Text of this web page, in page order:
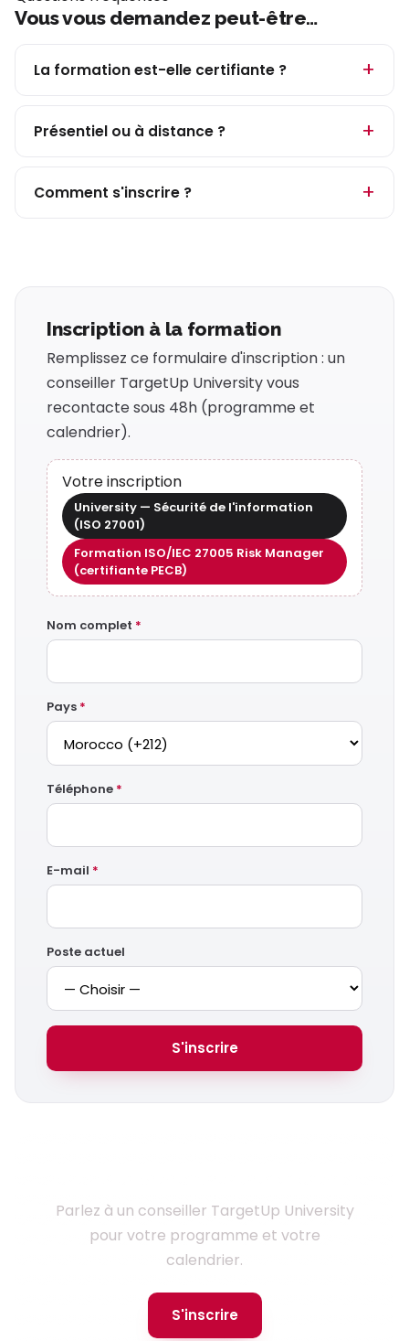
Vous vous demandez peut-être…
La formation est-elle certifiante ?
Présentiel ou à distance ?
Comment s'inscrire ?
Inscription à la formation
Remplissez ce formulaire d'inscription : un
conseiller TargetUp University vous
recontacte sous 48h (programme et
calendrier).
Votre inscription
University — Sécurité de l'information
(ISO 27001)
Formation ISO/IEC 27005 Risk Manager
(certifiante PECB)
Nom complet *
Pays *
Téléphone *
E-mail *
Poste actuel
S'inscrire
Parlez à un conseiller TargetUp University
pour votre programme et votre
calendrier.
S'inscrire